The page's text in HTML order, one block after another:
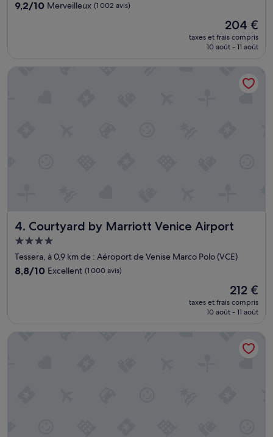
9.2
9,2/10 Merveilleux (1 002 avis)
Le
nouveau
prix
de
204 €
204 €
taxes et frais compris
10 août - 11 août
4. Courtyard by Marriott Venice Airport
Courtyard by Marriott Venice Airport
Hébergement
4.0 étoiles
Tessera, à 0,9 km de : Aéroport de Venise Marco Polo (VCE)
8.8
8,8/10 Excellent (1 000 avis)
Le
nouveau
prix
de
212 €
212 €
taxes et frais compris
10 août - 11 août